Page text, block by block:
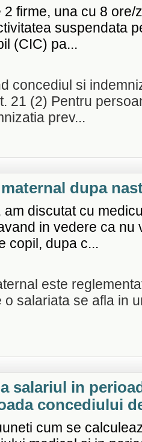
2 firme, una cu 8 ore/
suspendata
(CIC) pa...
concediul si
21 (2) Pentru
prev...
dupa
am discutat cu
in vedere ca nu
copil, dupa c...
este
salariata se afla in
salariul in
concediului
cum se